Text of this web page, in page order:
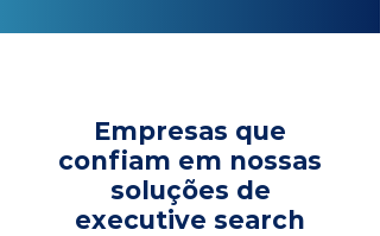
Empresas que
confiam em nossas
soluções de
executive search